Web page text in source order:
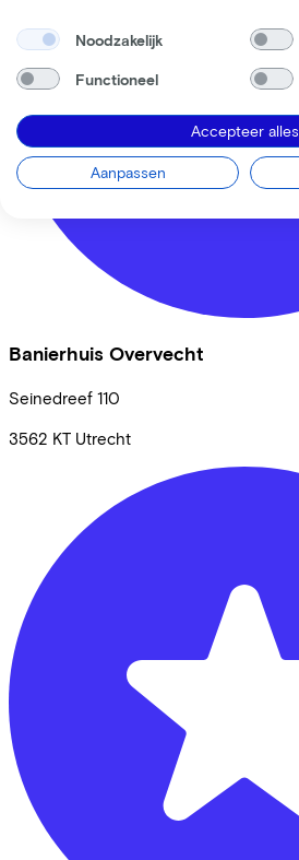
Banierhuis Overvecht
Seinedreef 110
3562 KT Utrecht
Noodzakelijk
Functioneel
Accepteer alles
Aanpassen